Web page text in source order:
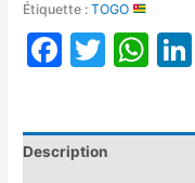
Étiquette :TOGO
Description